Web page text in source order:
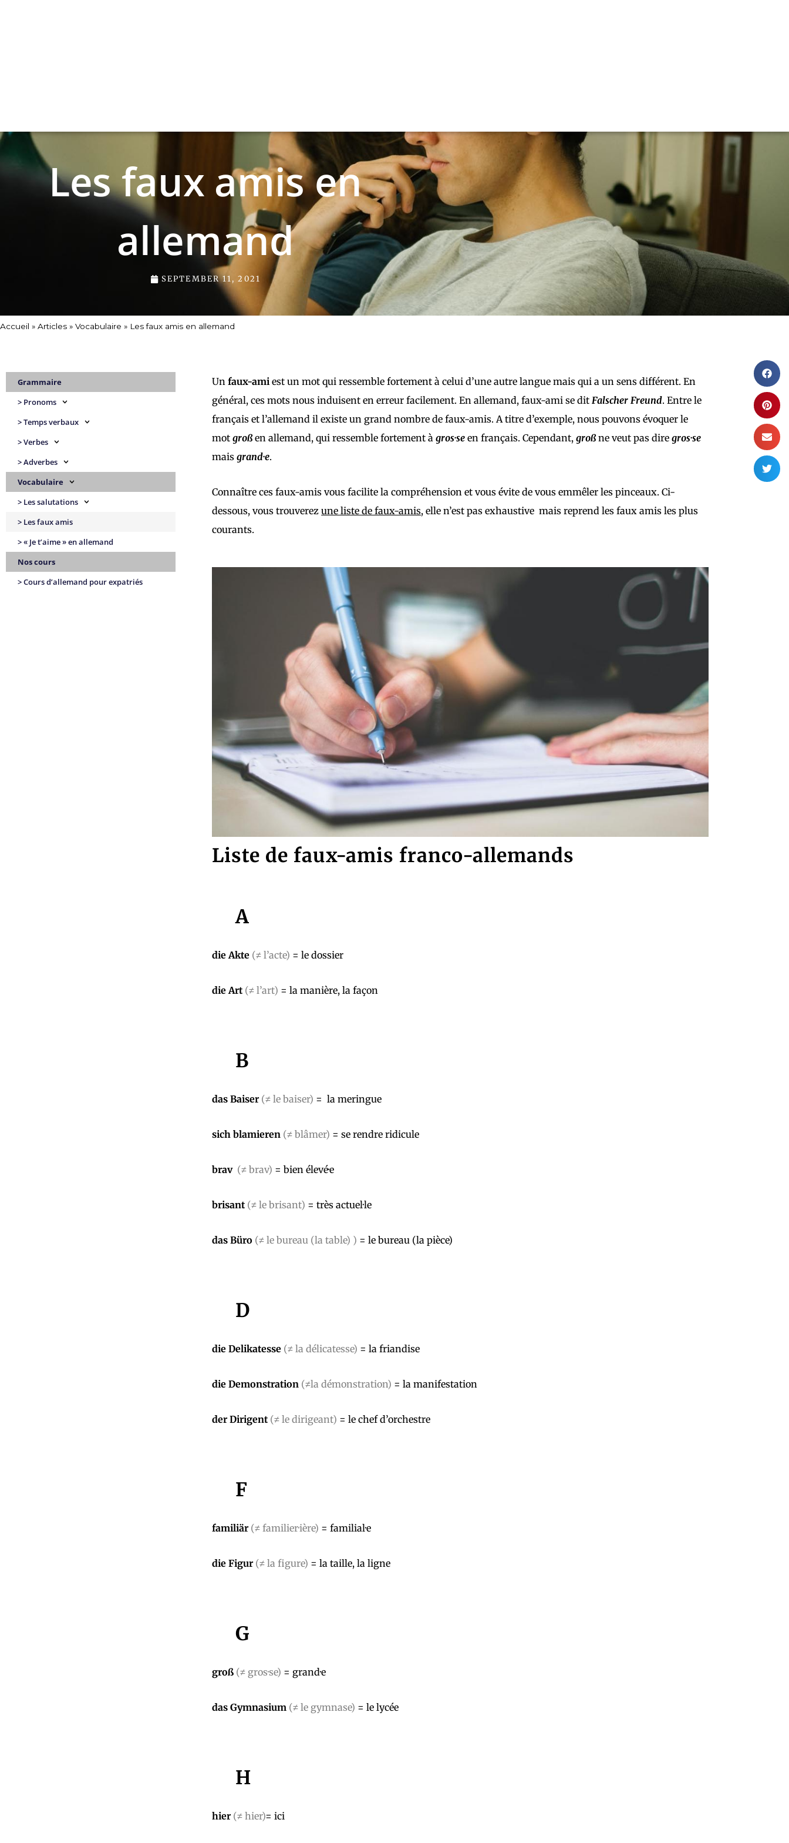
Les faux amis en
allemand
SEPTEMBER 11, 2021
Accueil » Articles » Vocabulaire » Les faux amis en allemand
Grammaire
> Pronoms
> Temps verbaux
> Verbes
> Adverbes
Vocabulaire
> Les salutations
> Les faux amis
> « Je t’aime » en allemand
Nos cours
> Cours d’allemand pour expatriés
Unfaux-ami est un mot qui ressemble fortement à celui d’une autre langue mais qui a un sens différent. En
général, ces mots nous induisent en erreur facilement. En allemand, faux-ami se ditFalscher Freund. Entre le
français et l’allemand il existe un grand nombre de faux-amis. A titre d’exemple, nous pouvons évoquer le
motgroß en allemand, qui ressemble fortement àgros·se en français. Cependant,groß ne veut pas diregros·se
maisgrand·e.
Connaître ces faux-amis vous facilite la compréhension et vous évite de vous emmêler les pinceaux. Ci-
dessous, vous trouverezune liste de faux-amis, elle n’est pas exhaustive mais reprend les faux amis les plus
courants.
Liste de faux-amis franco-allemands
A
die Akte (≠ l’acte) = le dossier
die Art (≠ l’art) = la manière, la façon
B
das Baiser (≠ le baiser) = la meringue
sich blamieren (≠ blâmer) = se rendre ridicule
brav (≠ brav) = bien élevé·e
brisant (≠ le brisant) = très actuel·le
das Büro (≠ le bureau (la table) ) = le bureau (la pièce)
D
die Delikatesse (≠ la délicatesse) = la friandise
die Demonstration (≠la démonstration) = la manifestation
der Dirigent (≠ le dirigeant) = le chef d’orchestre
F
familiär (≠ familier·ière) = familial·e
die Figur (≠ la figure) = la taille, la ligne
G
groß (≠ gros·se) = grand·e
das Gymnasium (≠ le gymnase) = le lycée
H
hier (≠ hier)= ici